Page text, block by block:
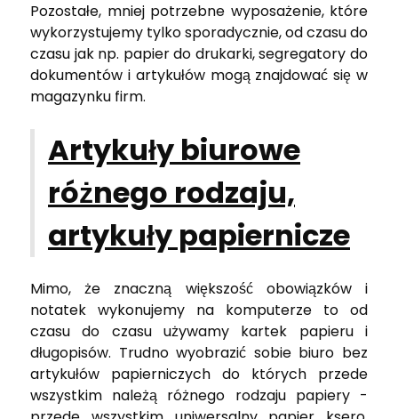
Pozostałe, mniej potrzebne wyposażenie, które
wykorzystujemy tylko sporadycznie, od czasu do
czasu jak np. papier do drukarki, segregatory do
dokumentów i artykułów mogą znajdować się w
magazynku firm.
Artykuły biurowe
różnego rodzaju,
artykuły papiernicze
Mimo, że znaczną większość obowiązków i
notatek wykonujemy na komputerze to od
czasu do czasu używamy kartek papieru i
długopisów. Trudno wyobrazić sobie biuro bez
artykułów papierniczych do których przede
wszystkim należą różnego rodzaju papiery -